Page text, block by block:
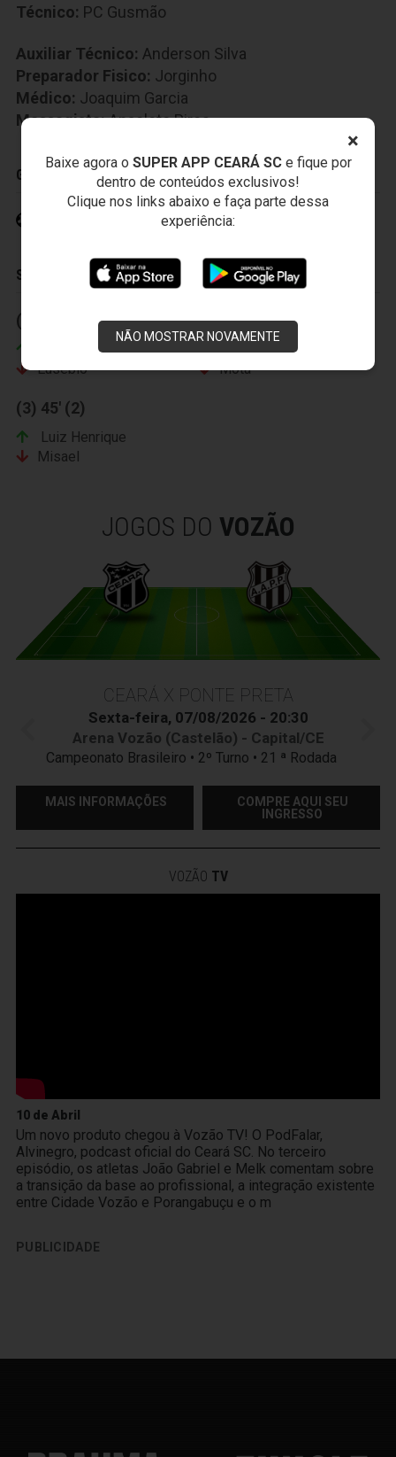
×
Baixe agora o SUPER APP CEARÁ SCe fique por
dentro de conteúdos exclusivos!
Clique nos links abaixo e faça parte dessa
experiência:
NÃO MOSTRAR NOVAMENTE
Técnico: PC Gusmão
Auxiliar Técnico: Anderson Silva
Preparador Fisico: Jorginho
Médico: Joaquim Garcia
Massagista:Anacleto Pires
GOLS
Márcio Careca 20' (2)
SUBSTITUIÇÕES
(1) 33' (2)
Eusébio
(2) 36' (2)
Magno
Mota
(3) 45' (2)
Luiz Henrique
Misael
JOGOS DO VOZÃO
CEARÁ X PONTE PRETA
Sexta-feira, 07/08/2026 - 20:30
Arena Vozão (Castelão) - Capital/CE
Campeonato Brasileiro • 2º Turno • 21 ª Rodada
MAIS INFORMAÇÕES
COMPRE AQUI SEU
INGRESSO
VOZÃO TV
10 de Abril
Um novo produto chegou à Vozão TV! O PodFalar,
Alvinegro, podcast oficial do Ceará SC. No terceiro
episódio, os atletas João Gabriel e Melk comentam sobre
a transição da base ao profissional, a integração existente
entre Cidade Vozão e Porangabuçu e o m
PUBLICIDADE